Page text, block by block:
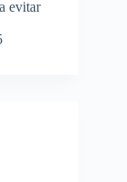
evitar